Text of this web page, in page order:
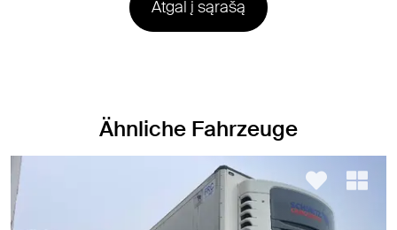
Atgal į sąrašą
Ähnliche Fahrzeuge